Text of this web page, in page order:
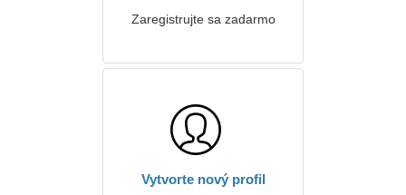
Zaregistrujte sa zadarmo
Vytvorte nový profil